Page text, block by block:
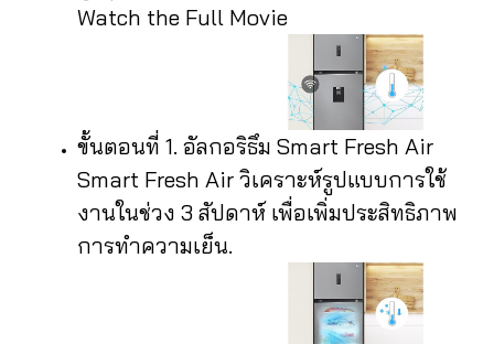
Watch the Full Movie
ขั้นตอนที่ 1. อัลกอริธึม Smart Fresh Air
Smart Fresh Air วิเคราะห์รูปแบบการใช้
งานในช่วง 3 สัปดาห์ เพื่อเพิ่มประสิทธิภาพ
การทำความเย็น.